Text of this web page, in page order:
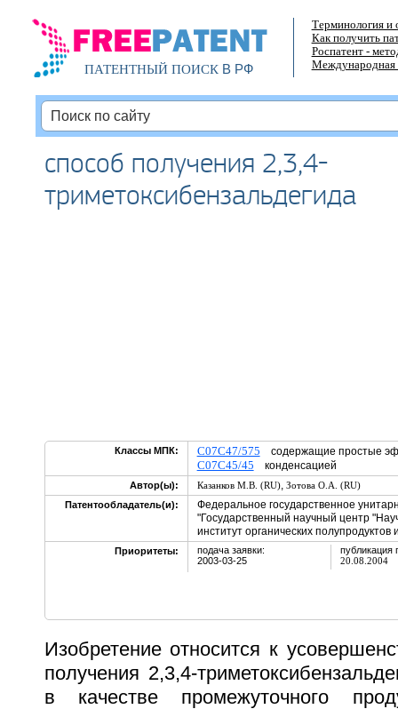
ПАТЕНТНЫЙ ПОИСКВ РФ
Терминология и
Как получить
Роспатент -
Международная
способ получения 2,3,4-
триметоксибензальдегида
Классы МПК: C07C47/575 содержащие простые
C07C45/45 конденсацией
Автор(ы): Казанков М.В. (RU), Зотова О.А. (RU)
Патентообладатель(и):
Федеральное государственное
"Государственный научный центр
институт органических полупродуктов
Приоритеты:
подача заявки:
2003-03-25
публикация
20.08.2004
Изобретение относится к
получения 2,3,4-
в качестве промежуточного